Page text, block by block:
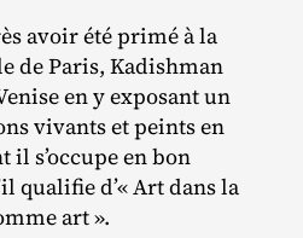
avoir été primé à la
de Paris, Kadishman
en y exposant un
vivants et peints en
s’occupe en bon
qualifie d’« Art dans la
art ».